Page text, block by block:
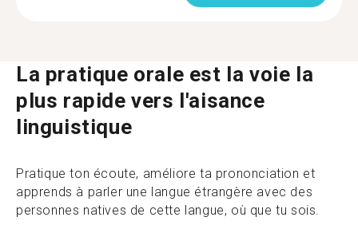
La pratique orale est la voie la
plus rapide vers l'aisance
linguistique
Pratique ton écoute, améliore ta prononciation et
apprends à parler une langue étrangère avec des
personnes natives de cette langue, où que tu sois.